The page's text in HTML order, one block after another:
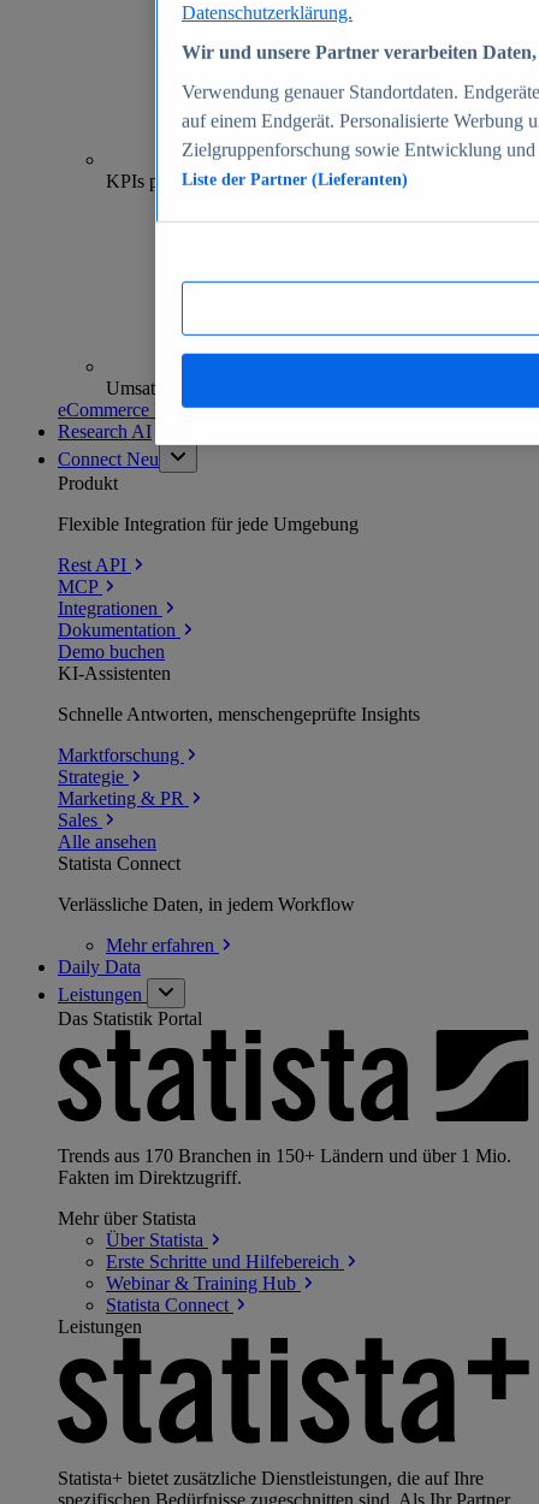
70+
KPIs pro Shop
Umsatzanalysen und -prognosen
eCommerce Insights entdecken
Research AI
Connect Neu
Produkt
Flexible Integration für jede Umgebung
Rest API
MCP
Integrationen
Dokumentation
Demo buchen
KI-Assistenten
Schnelle Antworten, menschengeprüfte Insights
Marktforschung
Strategie
Marketing & PR
Sales
Alle ansehen
Statista Connect
Verlässliche Daten, in jedem Workflow
Mehrerfahren
Daily Data
Leistungen
Das Statistik Portal
Trends aus 170 Branchen in 150+ Ländern und über 1 Mio.
Fakten im Direktzugriff.
Mehr über Statista
Über Statista
Erste Schritte und Hilfebereich
Webinar & Training Hub
Statista Connect
Leistungen
Statista+ bietet zusätzliche Dienstleistungen, die auf Ihre
spezifischen Bedürfnisse zugeschnitten sind. Als Ihr Partner
Datenschutzerklärung.
Wir und unsere Partner verarbeiten
Verwendung genauer Standortdaten.
auf einem Endgerät. Personalisierte Werbung
Zielgruppenforschung sowie Entwicklung
Liste der Partner (Lieferanten)